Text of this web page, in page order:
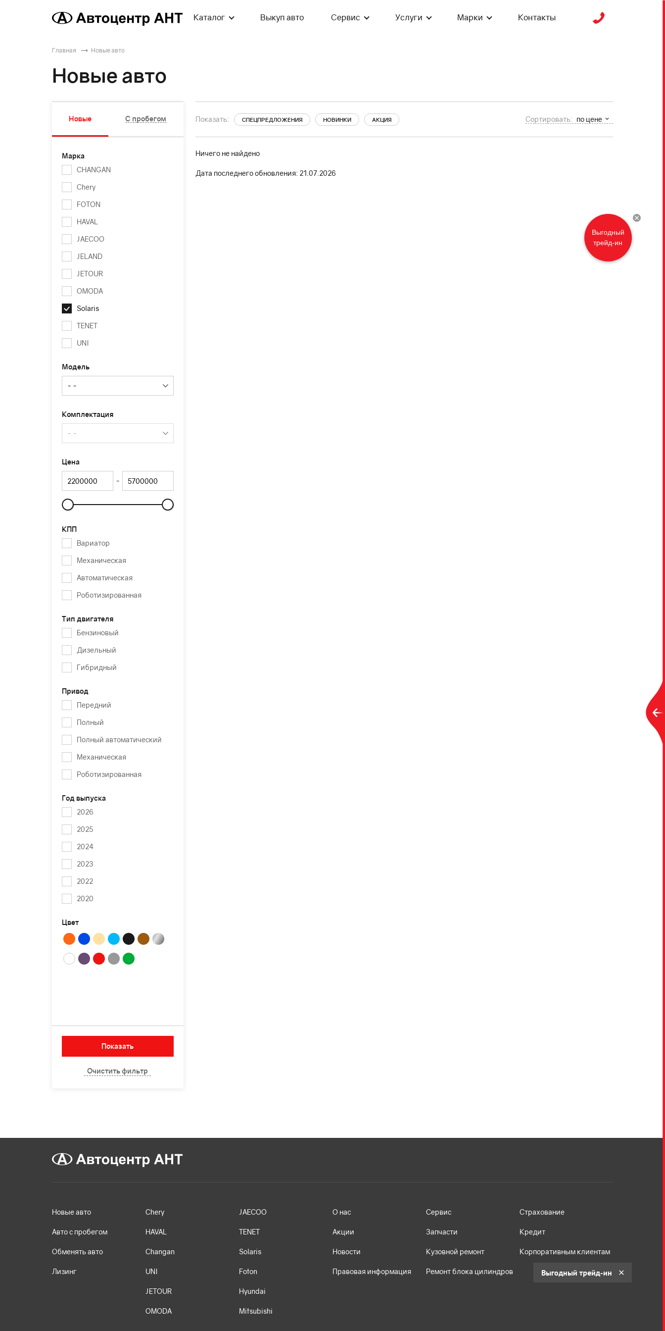
Каталог Выкуп авто Сервис Услуги Марки Контакты
Главная Новые авто
Новые авто
Новые С пробегом
Марка
CHANGAN
Chery
FOTON
HAVAL
JAECOO
JELAND
JETOUR
OMODA
Solaris
TENET
UNI
Модель
Комплектация
Цена
-
КПП
Вариатор
Механическая
Автоматическая
Роботизированная
Тип двигателя
Бензиновый
Дизельный
Гибридный
Привод
Передний
Полный
Полный автоматический
Механическая
Роботизированная
Год выпуска
2026
2025
2024
2023
2022
2020
Цвет
Показать: СПЕЦПРЕДЛОЖЕНИЯ НОВИНКИ АКЦИЯ Сортировать: по цене
Ничего не найдено
Дата последнего обновления: 21.07.2026
Новые авто
Авто с пробегом
Обменять авто
Лизинг
Chery
HAVAL
Changan
UNI
JETOUR
OMODA
JAECOO
TENET
Solaris
Foton
Hyundai
Mitsubishi
О нас
Акции
Новости
Правовая информация
Сервис
Запчасти
Кузовной ремонт
Ремонт блока цилиндров
Страхование
Кредит
Корпоративным клиентам
Выгодный
трейд-ин
Выгодный трейд-ин